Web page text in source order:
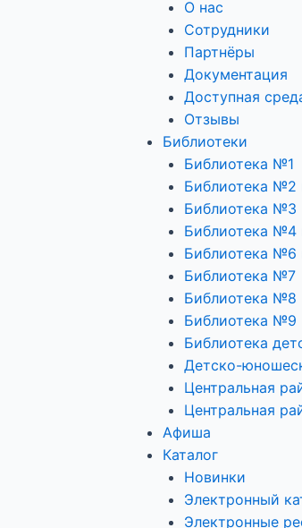
О нас
Сотрудники
Партнёры
Документация
Доступная
Отзывы
Библиотеки
Библиотека №1
Библиотека
Библиотека №3
Библиотека №4
Библиотека №6
Библиотека №7
Библиотека №8
Библиотека №9
Библиотека
Детско-
Центральная
Центральная
Афиша
Каталог
Новинки
Электронный
Электронные